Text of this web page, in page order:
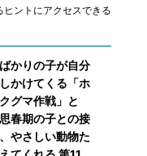
ントにアクセスできる
かりの子が自分
かけてくる「ホ
グマ作戦」と
春期の子との接
やさしい動物た